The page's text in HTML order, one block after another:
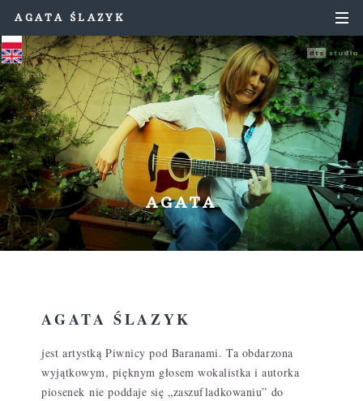
AGATA ŚLAZYK
AGATA
AGATA ŚLAZYK
jest artystką Piwnicy pod Baranami. Ta obdarzona
wyjątkowym, pięknym głosem wokalistka i autorka
piosenek nie poddaje się „zaszufladkowaniu” do